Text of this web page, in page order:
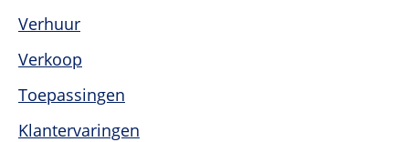
Verhuur
Verkoop
Toepassingen
Klantervaringen